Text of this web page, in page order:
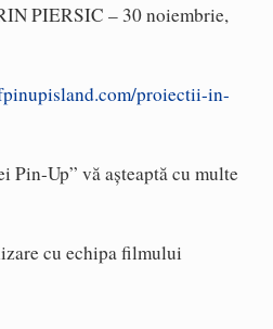
PIERSIC – 30 noiembrie,
proiectii-in-
Pin-Up” vă așteaptă cu multe
cu echipa filmului